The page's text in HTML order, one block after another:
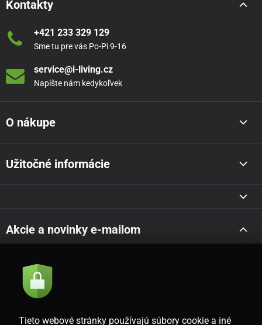
Kontakty
+421 233 329 129
Sme tu pre vás Po-Pi 9-16
service@i-living.cz
Napíšte nám kedykoľvek
O nákupe
Užitočné informácie
Akcie a novinky e-mailom
Súhlasím so
Tieto webové stránky používajú súbory cookie a iné